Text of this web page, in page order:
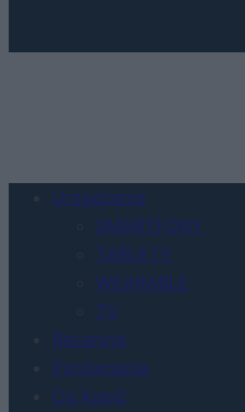
Urządzenia
SMARTFONY
TABLETY
WEARABLE
TV
Recenzje
Porównania
Co kupić